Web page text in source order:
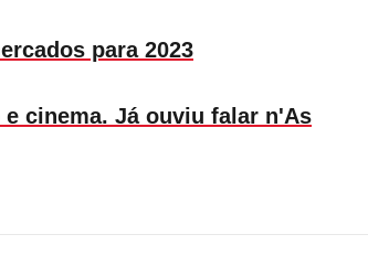
para 2023
cinema. Já ouviu falar n'As